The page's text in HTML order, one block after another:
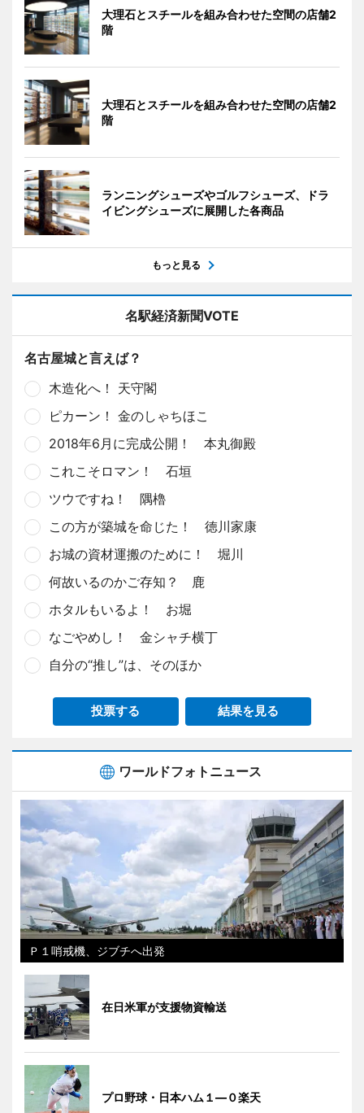
大理石とスチールを組み合わせた空間の店舗2
階
大理石とスチールを組み合わせた空間の店舗2
階
ランニングシューズやゴルフシューズ、ドラ
イビングシューズに展開した各商品
もっと見る
名駅経済新聞VOTE
名古屋城と言えば？
木造化へ！ 天守閣
ピカーン！ 金のしゃちほこ
2018年6月に完成公開！ 本丸御殿
これこそロマン！ 石垣
ツウですね！ 隅櫓
この方が築城を命じた！ 徳川家康
お城の資材運搬のために！ 堀川
何故いるのかご存知？ 鹿
ホタルもいるよ！ お堀
なごやめし！ 金シャチ横丁
自分の“推し”は、そのほか
投票する 結果を見る
ワールドフォトニュース
Ｐ１哨戒機、ジブチへ出発
在日米軍が支援物資輸送
プロ野球・日本ハム１―０楽天